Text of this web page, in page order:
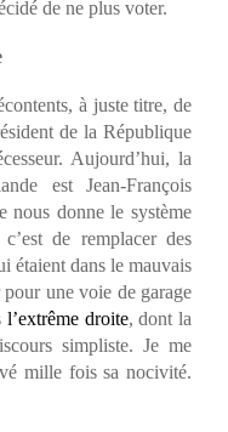
de ne plus voter.
à juste titre, de
de la République
Aujourd’hui, la
est Jean-François
nous donne le système
de remplacer des
étaient dans le mauvais
une voie de garage
l’extrême droite, dont la
simpliste. Je me
mille fois sa nocivité.